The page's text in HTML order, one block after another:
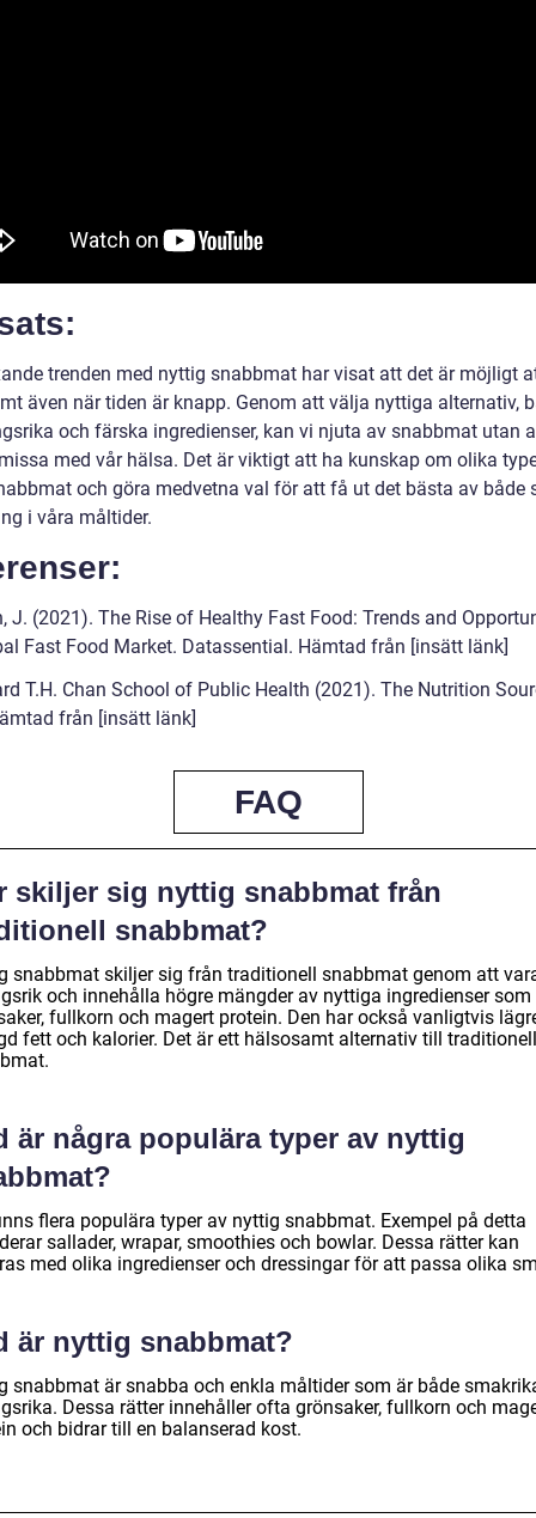
trenden med nyttig snabbmat har visat att det är möjligt
även när tiden är knapp. Genom att välja nyttiga alternativ,
och färska ingredienser, kan vi njuta av snabbmat utan
med vår hälsa. Det är viktigt att ha kunskap om olika
och göra medvetna val för att få ut det bästa av både
i våra måltider.
J. (2021). The Rise of Healthy Fast Food: Trends and
Fast Food Market. Datassential. Hämtad från [insätt länk]
T.H. Chan School of Public Health (2021). The Nutrition
från [insätt länk]
FAQ
skiljer sig nyttig snabbmat från
snabbmat?
snabbmat skiljer sig från traditionell snabbmat genom att
och innehålla högre mängder av nyttiga ingredienser som
fullkorn och magert protein. Den har också vanligtvis
fett och kalorier. Det är ett hälsosamt alternativ till traditionell
är några populära typer av nyttig
flera populära typer av nyttig snabbmat. Exempel på detta
sallader, wrapar, smoothies och bowlar. Dessa rätter kan
med olika ingredienser och dressingar för att passa olika
är nyttig snabbmat?
snabbmat är snabba och enkla måltider som är både
Dessa rätter innehåller ofta grönsaker, fullkorn och
och bidrar till en balanserad kost.